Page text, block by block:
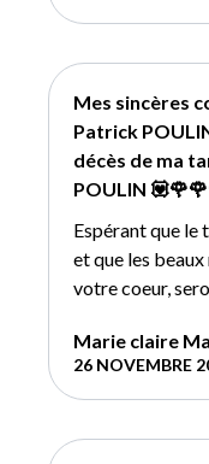
Mes sincères
Patrick
décès de ma
POULIN
Espérant que le
et que les
votre coeur,
Marie claire
26 NOVEMBRE